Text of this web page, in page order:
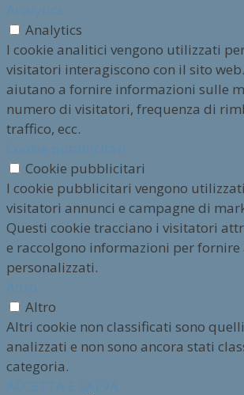
Analytics
I cookie analitici vengono utilizzati
visitatori interagiscono con il sito
aiutano a fornire informazioni sulle
numero di visitatori, frequenza di
traffico, ecc.
Cookie pubblicitari
I cookie pubblicitari vengono
visitatori annunci e campagne di
Questi cookie tracciano i visitatori
e raccolgono informazioni per fornire
personalizzati.
Altro
Altri cookie non classificati sono
analizzati e non sono ancora stati
categoria.